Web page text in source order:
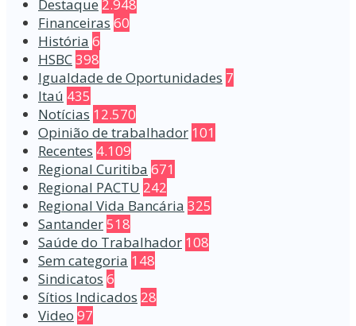
Destaque 2.948
Financeiras 60
História 6
HSBC398
Igualdade de Oportunidades 7
Itaú 435
Notícias 12.570
Opinião de trabalhador 101
Recentes 4.109
Regional Curitiba 671
Regional PACTU 242
Regional Vida Bancária 325
Santander518
Saúde do Trabalhador 108
Sem categoria 148
Sindicatos 6
Sítios Indicados 28
Video 97